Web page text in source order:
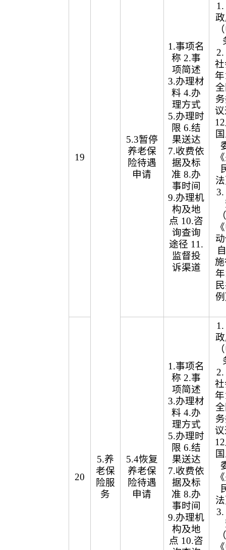
19
5.养
老保
险服
务
5.3暂停
养老保
险待遇
申请
1.事项名
称 2.事
项简述
3.办理材
料 4.办
理方式
5.办理时
限 6.结
果送达
7.收费依
据及标
准 8.办
事时间
9.办理机
构及地
点 10.咨
询查询
途径 11.
监督投
诉渠道
20
5.4恢复
养老保
险待遇
申请
1.事项名
称 2.事
项简述
3.办理材
料 4.办
理方式
5.办理时
限 6.结
果送达
7.收费依
据及标
准 8.办
事时间
9.办理机
构及地
点 10.咨